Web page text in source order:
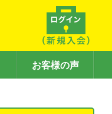
お客様の声